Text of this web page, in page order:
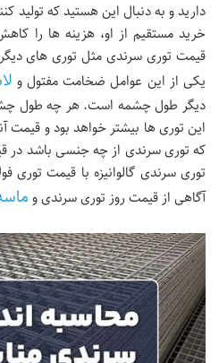
دارید و به دنبال این هستید که تولید
خرید مستقیم از او، هزینه ها را
قیمت توری سرندی مثل توری های
یکی از این عوامل ضخامت مفتول و
دیگر طول چشمه است. هر چه طول چشمه
این توری ها بیشتر خواهد بود و قیمت
که توری سرندی از چه جنسی باشد در
توری سرندی گالوانیزه با قیمت
آگاهی از قیمت روز توری سرندی و